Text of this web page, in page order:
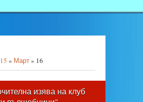
» Март» 16
изява на клуб